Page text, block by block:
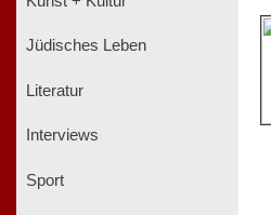
Jüdisches Leben
Literatur
Interviews
Sport